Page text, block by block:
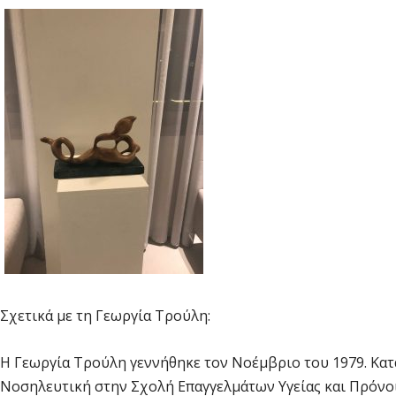
Σχετικά με τη Γεωργία Τρούλη:
Η Γεωργία Τρούλη γεννήθηκε τον Νοέμβριο του 1979.
Νοσηλευτική στην Σχολή Επαγγελμάτων Υγείας και